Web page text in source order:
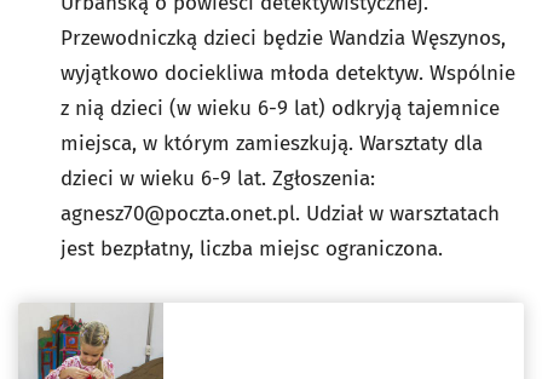
Przewodniczką dzieci będzie Wandzia Węszynos,
wyjątkowo dociekliwa młoda detektyw. Wspólnie
z nią dzieci (w wieku 6-9 lat) odkryją tajemnice
miejsca, w którym zamieszkują. Warsztaty dla
dzieci w wieku 6-9 lat. Zgłoszenia:
agnesz70@poczta.onet.pl. Udział w warsztatach
jest bezpłatny, liczba miejsc ograniczona.